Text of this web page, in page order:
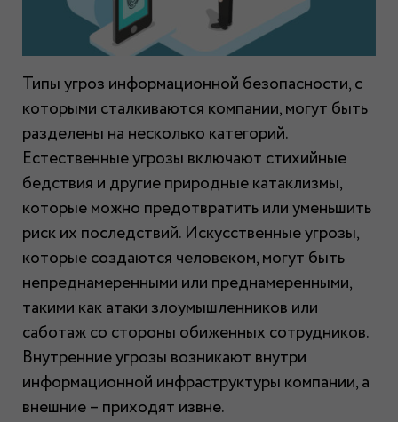
Типы угроз информационной безопасности, с
которыми сталкиваются компании, могут быть
разделены на несколько категорий.
Естественные угрозы включают стихийные
бедствия и другие природные катаклизмы,
которые можно предотвратить или уменьшить
риск их последствий. Искусственные угрозы,
которые создаются человеком, могут быть
непреднамеренными или преднамеренными,
такими как атаки злоумышленников или
саботаж со стороны обиженных сотрудников.
Внутренние угрозы возникают внутри
информационной инфраструктуры компании, а
внешние – приходят извне.